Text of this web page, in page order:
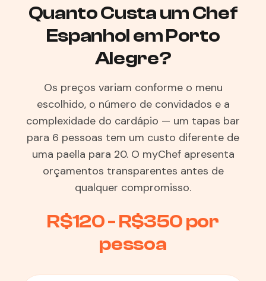
Quanto Custa um Chef
Espanhol em Porto
Alegre?
Os preços variam conforme o menu
escolhido, o número de convidados e a
complexidade do cardápio — um tapas bar
para 6 pessoas tem um custo diferente de
uma paella para 20. O myChef apresenta
orçamentos transparentes antes de
qualquer compromisso.
R$120 - R$350 por
pessoa